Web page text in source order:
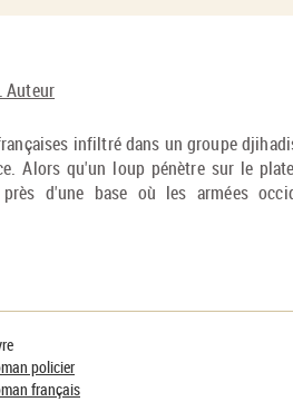
Auteur
infiltré dans un groupe
Alors qu'un loup pénètre sur le
d'une base où les armées
policier
français